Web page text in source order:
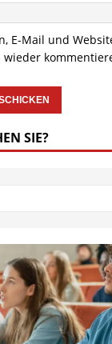
E-Mail und
SIE?